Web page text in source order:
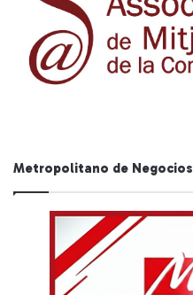
Metropolitano de Negocios